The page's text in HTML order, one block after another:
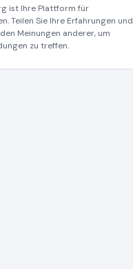
ist Ihre Plattform für
Teilen Sie Ihre Erfahrungen und
Meinungen anderer, um
zu treffen.